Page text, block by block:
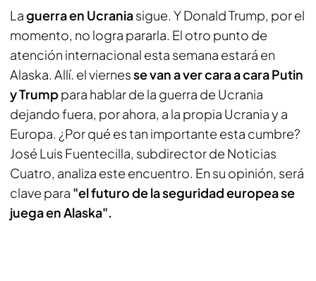
Laguerra en Ucraniasigue. Y Donald Trump, por el
momento, no logra pararla. El otro punto de
atención internacional esta semana estará en
Alaska. Allí. el viernesse van a ver cara a cara Putin
y Trumppara hablar de la guerra de Ucrania
dejando fuera, por ahora, a la propia Ucrania y a
Europa. ¿Por qué es tan importante esta cumbre?
José Luis Fuentecilla, subdirector de Noticias
Cuatro, analiza este encuentro. En su opinión, será
clave para "el futuro de la seguridad europea se
juega en Alaska".